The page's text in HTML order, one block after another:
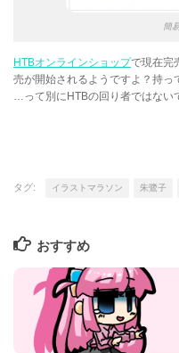
簡
HTBオンラインショップで現在完
売が開始されるようですよ？持っ
…って別にHTBの回り者ではな
タグ: イラストマラソン 朱鷺子
おすすめ